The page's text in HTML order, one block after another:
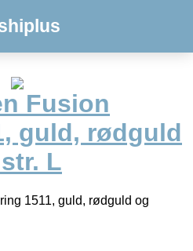
Fusion
guld, rødguld
L
1511, guld, rødguld og